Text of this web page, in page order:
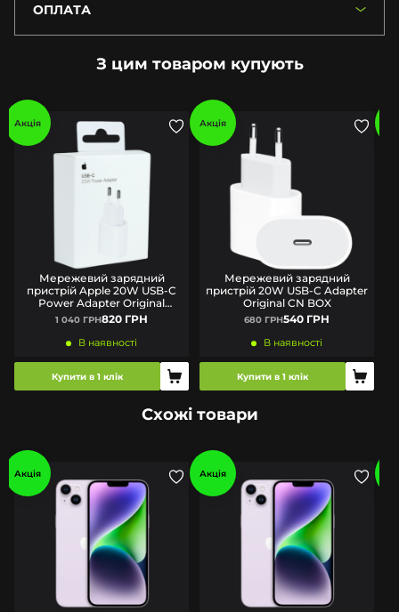
ОПЛАТА
З цим товаром купують
Акція
Мережевий зарядний
пристрій Apple 20W USB-C
Power Adapter Original
(MUVV3ZM/A) BOX
1 040 ГРН820 ГРН
В наявності
Купити в 1 клік
Акція
Мережевий зарядний
пристрій 20W USB-C Adapter
Original CN BOX
680 ГРН540 ГРН
В наявності
Купити в 1 клік
Схожі товари
Акція Акція